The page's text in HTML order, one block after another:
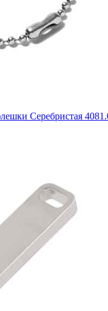
Серебристая